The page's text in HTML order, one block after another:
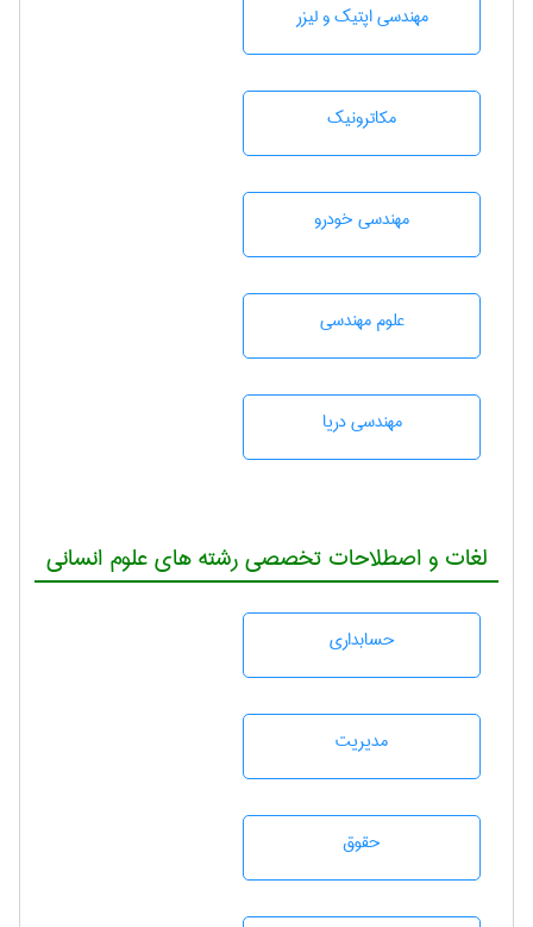
مهندسی اپتیک و لیزر
مکاترونیک
مهندسی خودرو
علوم مهندسی
مهندسی دریا
لغات و اصطلاحات تخصصی رشته های علوم انسانی
حسابداری
مديريت
حقوق